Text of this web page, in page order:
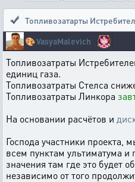
Топливозатарты
🎨VasyaMalevich
Топливозатраты
единиц газа.
Топливозатраты Стелса
Топливозатраты Линкора
На основании расчётов и
Господа участники проекта,
всем пунктам ультиматума
значения там где это будет
независимо от того